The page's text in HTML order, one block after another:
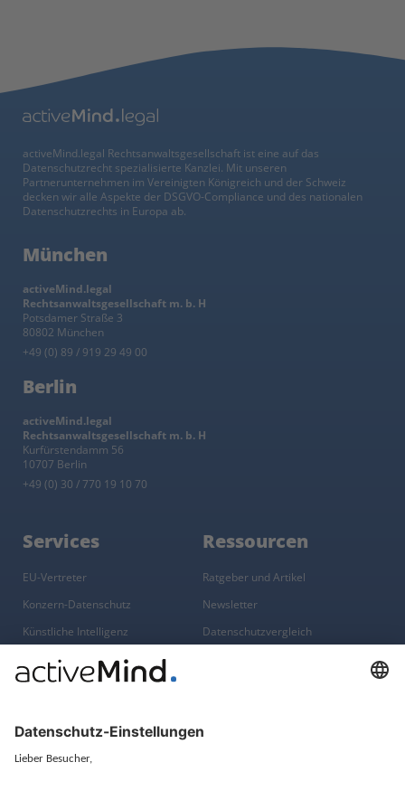
activeMind.legal Rechtsanwaltsgesellschaft ist eine auf das
Datenschutzrecht spezialisierte Kanzlei. Mit unseren
Partnerunternehmen im Vereinigten Königreich und der Schweiz
decken wir alle Aspekte der DSGVO-Compliance und des nationalen
Datenschutzrechts in Europa ab.
München
activeMind.legal
Rechtsanwaltsgesellschaft m. b. H
Potsdamer Straße 3
80802 München
+49 (0) 89 / 919 29 49 00
Berlin
activeMind.legal
Rechtsanwaltsgesellschaft m. b. H
Kurfürstendamm 56
10707 Berlin
+49 (0) 30 / 770 19 10 70
Services
EU-Vertreter
Konzern-Datenschutz
Künstliche Intelligenz
KI und Datenschutz
Hinweisgebersystem mit
Ressourcen
Ratgeber und Artikel
Newsletter
Datenschutzvergleich
Über